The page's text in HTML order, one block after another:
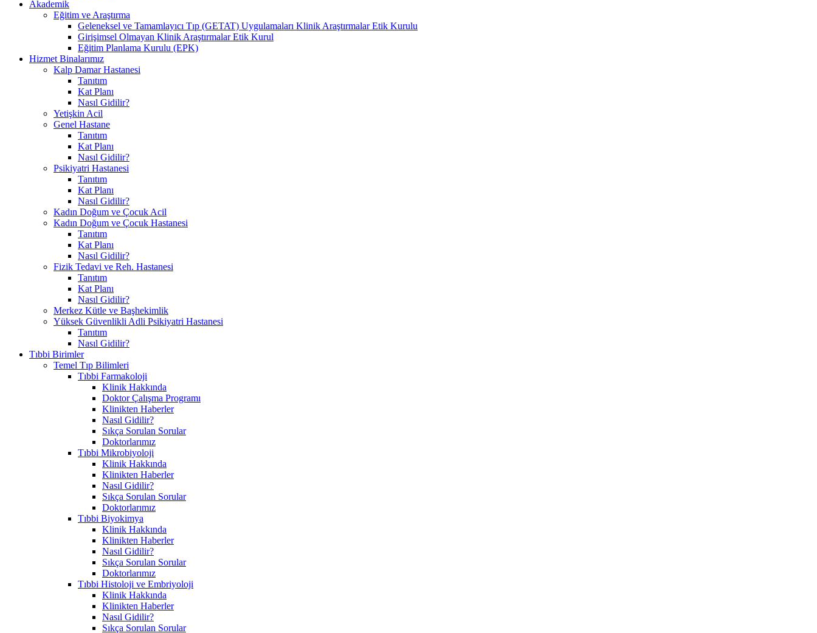
Akademik
Eğitim ve Araştırma
Geleneksel ve Tamamlayıcı Tıp (GETAT) Uygulamaları Klinik Araştırmalar Etik Kurulu
Girişimsel Olmayan Klinik Araştırmalar Etik Kurul
Eğitim Planlama Kurulu (EPK)
Hizmet Binalarımız
Kalp Damar Hastanesi
Tanıtım
Kat Planı
Nasıl Gidilir?
Yetişkin Acil
Genel Hastane
Tanıtım
Kat Planı
Nasıl Gidilir?
Psikiyatri Hastanesi
Tanıtım
Kat Planı
Nasıl Gidilir?
Kadın Doğum ve Çocuk Acil
Kadın Doğum ve Çocuk Hastanesi
Tanıtım
Kat Planı
Nasıl Gidilir?
Fizik Tedavi ve Reh. Hastanesi
Tanıtım
Kat Planı
Nasıl Gidilir?
Merkez Kütle ve Başhekimlik
Yüksek Güvenlikli Adli Psikiyatri Hastanesi
Tanıtım
Nasıl Gidilir?
Tıbbi Birimler
Temel Tıp Bilimleri
Tıbbi Farmakoloji
Klinik Hakkında
Doktor Çalışma Programı
Klinikten Haberler
Nasıl Gidilir?
Sıkça Sorulan Sorular
Doktorlarımız
Tıbbi Mikrobiyoloji
Klinik Hakkında
Klinikten Haberler
Nasıl Gidilir?
Sıkça Sorulan Sorular
Doktorlarımız
Tıbbi Biyokimya
Klinik Hakkında
Klinikten Haberler
Nasıl Gidilir?
Sıkça Sorulan Sorular
Doktorlarımız
Tıbbi Histoloji ve Embriyoloji
Klinik Hakkında
Klinikten Haberler
Nasıl Gidilir?
Sıkça Sorulan Sorular